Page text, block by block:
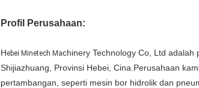
Profil Perusahaan:
Hebei Minetech Machinery Technology Co, Ltd
Shijiazhuang, Provinsi Hebei, Cina.Perusahaan
pertambangan, seperti mesin bor hidrolik dan